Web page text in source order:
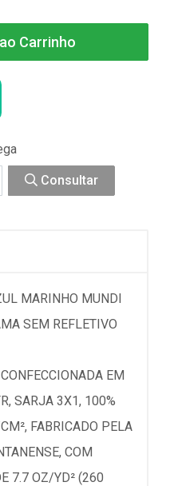
Carrinho
Consultar
MARINHO MUNDI
SEM REFLETIVO
EM
SARJA 3X1, 100%
FABRICADO PELA
COM
7.7 OZ/YD² (260